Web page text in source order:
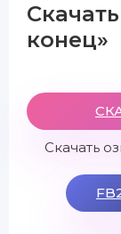
конец»
Скачать